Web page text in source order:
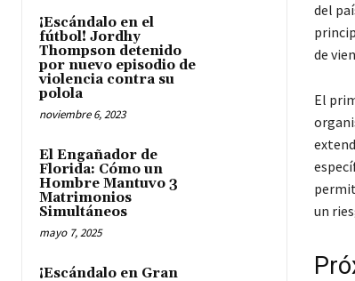
¡Escándalo en el
fútbol! Jordhy
Thompson detenido
por nuevo episodio de
violencia contra su
polola
noviembre 6, 2023
El Engañador de
Florida: Cómo un
Hombre Mantuvo 3
Matrimonios
Simultáneos
mayo 7, 2025
¡Escándalo en Gran
del
de
El
un